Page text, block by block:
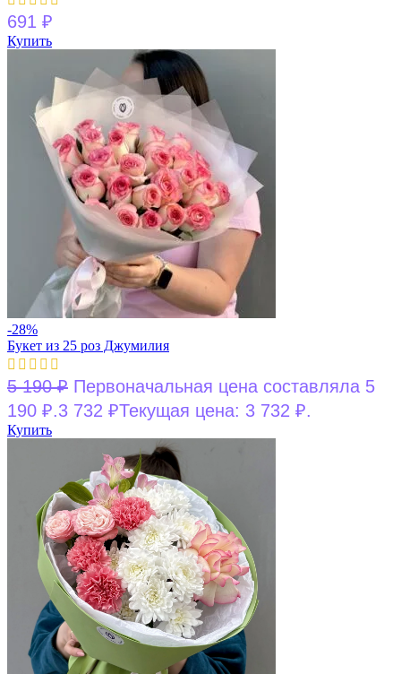
691 ₽
Купить
-28%
Букет из 25 роз Джумилия
5 190₽ Первоначальная цена составляла 5
190 ₽.3 732 ₽Текущая цена: 3 732 ₽.
Купить